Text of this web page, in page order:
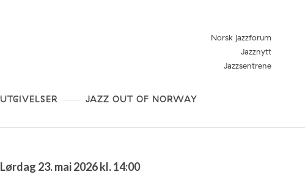
UTGIVELSER JAZZ OUT OF NORWAY
Norsk jazzforum
Jazznytt
Jazzsentrene
Lørdag 23. mai 2026 kl. 14:00